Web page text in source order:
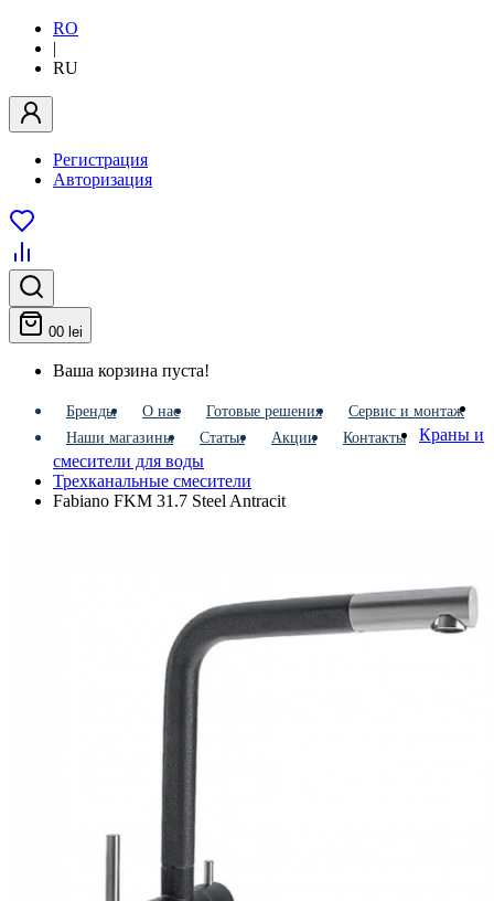
RO
|
RU
Регистрация
Авторизация
00 lei
Ваша корзина пуста!
Бренды О нас Готовые решения
Сервис и монтаж
Наши магазины
Статьи Акции Контакты
Краны и
смесители для воды
Трехканальные смесители
Fabiano FKM 31.7 Steel Antracit